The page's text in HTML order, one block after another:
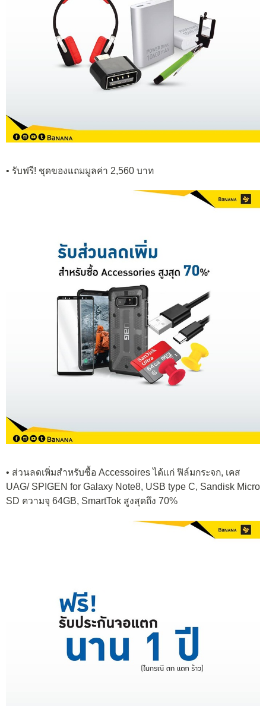
• รับฟรี! ชุดของแถมมูลค่า 2,560 บาท
• ส่วนลดเพิ่มสำหรับซื้อ Accessoires ได้แก่ ฟิล์มกระจก, เคส
UAG/ SPIGEN for Galaxy Note8, USB type C, Sandisk Micro
SD ความจุ 64GB, SmartTok สูงสุดถึง 70%